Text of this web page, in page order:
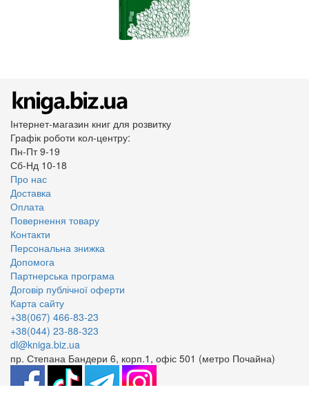
Інтернет-магазин книг для розвитку
Графік роботи кол-центру:
Пн-Пт 9-19
Сб-Нд 10-18
Про нас
Доставка
Оплата
Повернення товару
Контакти
Персональна знижка
Допомога
Партнерська програма
Договір публічної оферти
Карта сайту
+38(067) 466-83-23
+38(044) 23-88-323
dl@kniga.biz.ua
пр. Степана Бандери 6, корп.1, офіс 501 (метро Почайна)